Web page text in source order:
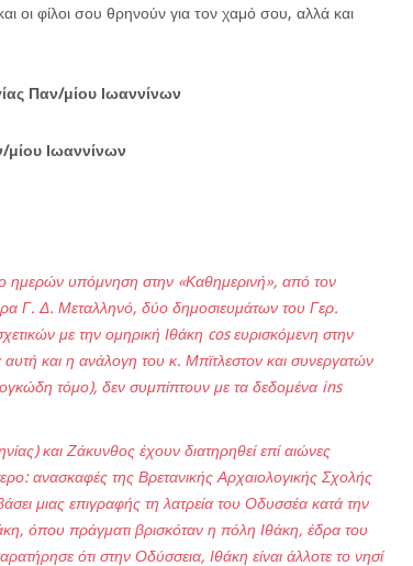
οι φίλοι σου θρηνούν για τον χαμό σου, αλλά και
Παν/μίου Ιωαννίνων
μίου Ιωαννίνων
ημερών υπόμνηση στην «Καθημερινή», από τον
Γ. Δ. Μεταλληνό, δύο δημοσιευμάτων του Γερ.
με την ομηρική Ιθάκη cos ευρισκόμενη στην
και η ανάλογη του κ. Μπϊτλεστον και συνεργατών
τόμο), δεν συμπίπτουν με τα δεδομένα ins
και Ζάκυνθος έχουν διατηρηθεί επί αιώνες
ανασκαφές της Βρετανικής Αρχαιολογικής Σχολής
μιας επιγραφής τη λατρεία του Οδυσσέα κατά την
όπου πράγματι βρισκόταν η πόλη Ιθάκη, έδρα του
ότι στην Οδύσσεια, Ιθάκη είναι άλλοτε το νησί